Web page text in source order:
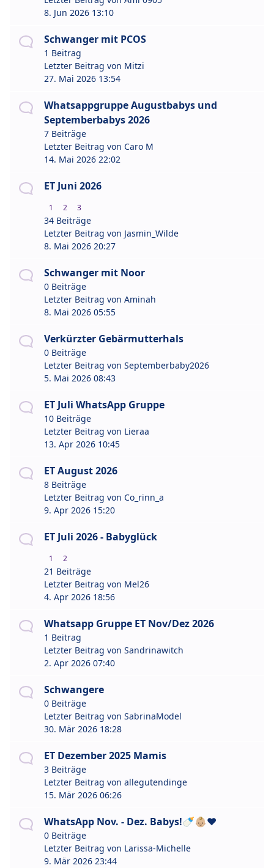
8. Jun 2026 13:10
Schwanger mit PCOS
1 Beitrag
Letzter Beitrag von Mitzi
27. Mai 2026 13:54
Whatsappgruppe Augustbabys und
Septemberbabys 2026
7 Beiträge
Letzter Beitrag von Caro M
14. Mai 2026 22:02
ET Juni 2026
1 2 3
34 Beiträge
Letzter Beitrag von Jasmin_Wilde
8. Mai 2026 20:27
Schwanger mit Noor
0 Beiträge
Letzter Beitrag von Aminah
8. Mai 2026 05:55
Verkürzter Gebärmutterhals
0 Beiträge
Letzter Beitrag von Septemberbaby2026
5. Mai 2026 08:43
ET Juli WhatsApp Gruppe
10 Beiträge
Letzter Beitrag von Lieraa
13. Apr 2026 10:45
ET August 2026
8 Beiträge
Letzter Beitrag von Co_rinn_a
9. Apr 2026 15:20
ET Juli 2026 - Babyglück
1 2
21 Beiträge
Letzter Beitrag von Mel26
4. Apr 2026 18:56
Whatsapp Gruppe ET Nov/Dez 2026
1 Beitrag
Letzter Beitrag von Sandrinawitch
2. Apr 2026 07:40
Schwangere
0 Beiträge
Letzter Beitrag von SabrinaModel
30. Mär 2026 18:28
ET Dezember 2025 Mamis
3 Beiträge
Letzter Beitrag von allegutendinge
15. Mär 2026 06:26
WhatsApp Nov. - Dez. Babys!🍼👶🏼❤️
0 Beiträge
Letzter Beitrag von Larissa-Michelle
9. Mär 2026 23:44